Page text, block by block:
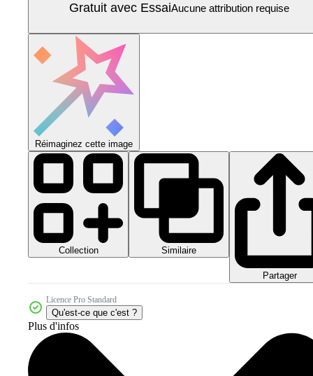
Gratuit avec EssaiAucune attribution requise
Réimaginez cette image
Collection Similaire
Partager
Licence Pro Standard
Qu'est-ce que c'est ?
Plus d'infos